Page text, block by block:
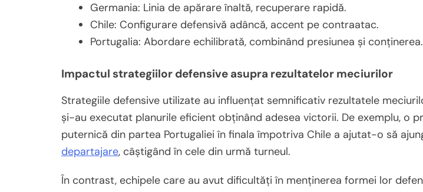
Germania: Linia de apărare înaltă, recuperare rapidă.
Chile: Configurare defensivă adâncă, accent pe contraatac.
Portugalia: Abordare echilibrată, combinând presiunea și conținerea.
Impactul strategiilor defensive asupra rezultatelor meciurilor
Strategiile defensive utilizate au influențat semnificativ rezultatele
și-au executat planurile eficient obținând adesea victorii. De exemplu, o
puternică din partea Portugaliei în finala împotriva Chile a ajutat-o să
departajare, câștigând în cele din urmă turneul.
În contrast, echipele care au avut dificultăți în menținerea formei lor